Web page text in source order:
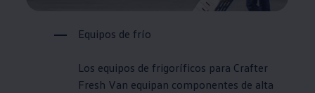
Equipos de frío
Los equipos de frigoríficos para Crafter
Fresh Van equipan componentes de alta